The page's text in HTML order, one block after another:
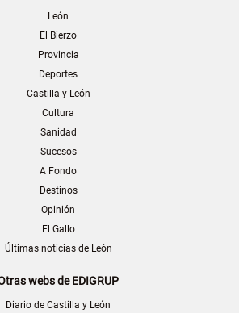
León
El Bierzo
Provincia
Deportes
Castilla y León
Cultura
Sanidad
Sucesos
A Fondo
Destinos
Opinión
El Gallo
Últimas noticias de León
webs de EDIGRUP
Diario de Castilla y León